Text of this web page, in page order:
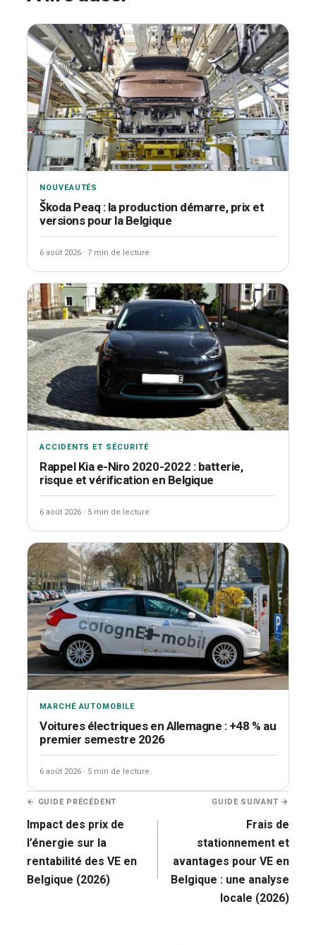
NOUVEAUTÉS
Škoda Peaq : la production démarre, prix et
versions pour la Belgique
6 août 2026 · 7 min de lecture
ACCIDENTS ET SÉCURITÉ
Rappel Kia e-Niro 2020-2022 : batterie,
risque et vérification en Belgique
6 août 2026 · 5 min de lecture
MARCHÉ AUTOMOBILE
Voitures électriques en Allemagne : +48 % au
premier semestre 2026
6 août 2026 · 5 min de lecture
Navigation
de
l’article
← GUIDE PRÉCÉDENT
Impact des prix de
l’énergie sur la
rentabilité des VE en
Belgique (2026)
GUIDE SUIVANT →
Frais de
stationnement et
avantages pour VE en
Belgique : une analyse
locale (2026)